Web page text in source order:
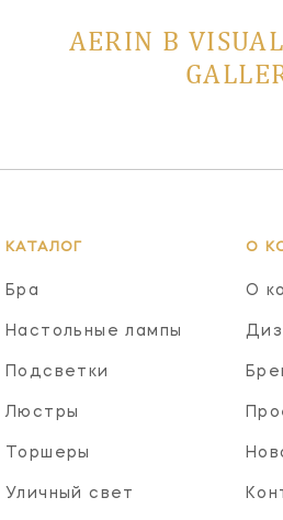
AERIN В
КАТАЛОГ
Бра
Настольные лампы
Подсветки
Люстры
Торшеры
Уличный свет
О
О